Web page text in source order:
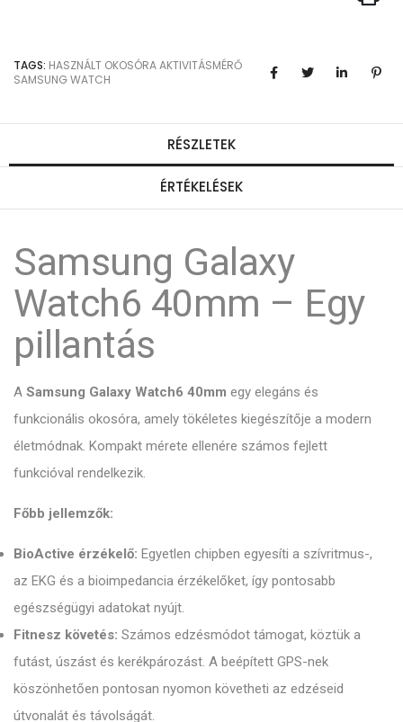
TAGS: HASZNÁLT OKOSÓRAAKTIVITÁSMÉRŐ
SAMSUNG WATCH
RÉSZLETEK
ÉRTÉKELÉSEK
Samsung Galaxy
Watch6 40mm – Egy
pillantás
A Samsung Galaxy Watch6 40mm egy elegáns és
funkcionális okosóra, amely tökéletes kiegészítője a modern
életmódnak. Kompakt mérete ellenére számos fejlett
funkcióval rendelkezik.
Főbb jellemzők:
BioActive érzékelő: Egyetlen chipben egyesíti a szívritmus-,
az EKG és a bioimpedancia érzékelőket, így pontosabb
egészségügyi adatokat nyújt.
Fitnesz követés: Számos edzésmódot támogat, köztük a
futást, úszást és kerékpározást. A beépített GPS-nek
köszönhetően pontosan nyomon követheti az edzéseid
útvonalát és távolságát.